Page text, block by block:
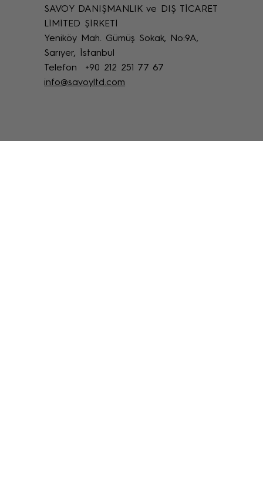
Uzaktan Restorasyon Desteği: Online
Restoratör Teknik Destek Yöntemleri
SAVOY DANIŞMANLIK ve DIŞ TİCARET
LİMİTED ŞİRKETİ
Yeniköy Mah. Gümüş Sokak, No:9A,
Sarıyer, İstanbul
Telefon +90 212 251 77 67
info@savoyltd.com